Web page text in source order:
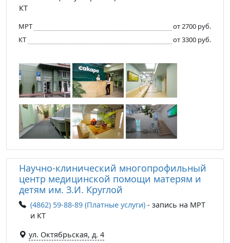
КТ
МРТ
от 2700 руб.
КТ
от 3300 руб.
Научно-клинический многопрофильный
центр медицинской помощи матерям и
детям им. З.И. Круглой
(4862) 59-88-89 (Платные услуги) - запись на МРТ
и КТ
ул. Октябрьская, д. 4